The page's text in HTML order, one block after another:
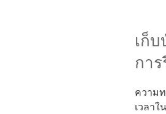
เก็
กา
ความ
เวลา